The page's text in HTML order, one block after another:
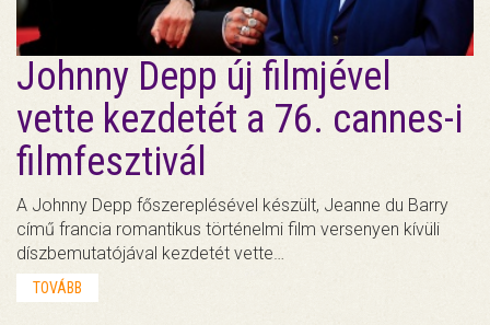
Johnny Depp új filmjével
vette kezdetét a 76. cannes-i
filmfesztivál
A Johnny Depp főszereplésével készült, Jeanne du Barry
című francia romantikus történelmi film versenyen kívüli
díszbemutatójával kezdetét vette…
TOVÁBB